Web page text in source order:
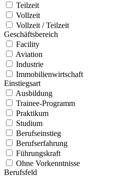
Teilzeit
Vollzeit
Vollzeit / Teilzeit
Geschäftsbereich
Facility
Aviation
Industrie
Immobilienwirtschaft
Einstiegsart
Ausbildung
Trainee-Programm
Praktikum
Studium
Berufseinstieg
Berufserfahrung
Führungskraft
Ohne Vorkenntnisse
Berufsfeld